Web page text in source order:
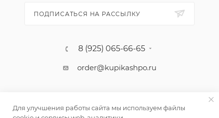
ПОДПИСАТЬСЯ НА РАССЫЛКУ
8 (925) 065-66-65
order@kupikashpo.ru
Для улучшения работы сайта мы используем файлы